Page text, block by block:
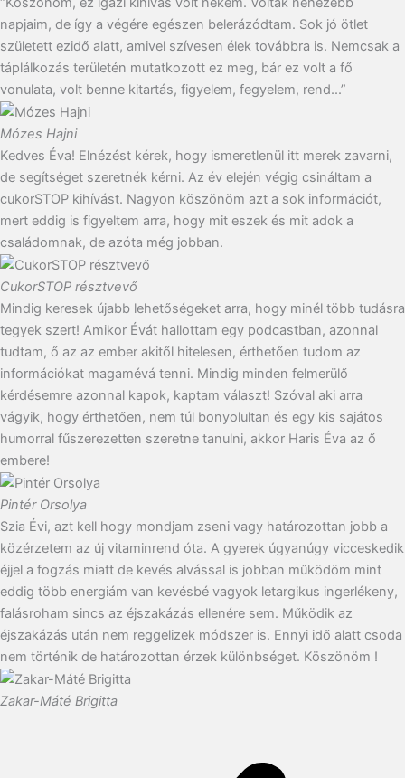
napjaim, de így a végére egészen belerázódtam. Sok jó ötlet
született ezidő alatt, amivel szívesen élek továbbra is. Nemcsak a
táplálkozás területén mutatkozott ez meg, bár ez volt a fő
vonulata, volt benne kitartás, figyelem, fegyelem, rend...”
Mózes Hajni
Kedves Éva! Elnézést kérek, hogy ismeretlenül itt merek zavarni,
de segítséget szeretnék kérni. Az év elején végig csináltam a
cukorSTOP kihívást. Nagyon köszönöm azt a sok információt,
mert eddig is figyeltem arra, hogy mit eszek és mit adok a
családomnak, de azóta még jobban.
CukorSTOP résztvevő
Mindig keresek újabb lehetőségeket arra, hogy minél több tudásra
tegyek szert! Amikor Évát hallottam egy podcastban, azonnal
tudtam, ő az az ember akitől hitelesen, érthetően tudom az
információkat magamévá tenni. Mindig minden felmerülő
kérdésemre azonnal kapok, kaptam választ! Szóval aki arra
vágyik, hogy érthetően, nem túl bonyolultan és egy kis sajátos
humorral fűszerezetten szeretne tanulni, akkor Haris Éva az ő
embere!
Pintér Orsolya
Szia Évi, azt kell hogy mondjam zseni vagy határozottan jobb a
közérzetem az új vitaminrend óta. A gyerek úgyanúgy vicceskedik
éjjel a fogzás miatt de kevés alvással is jobban működöm mint
eddig több energiám van kevésbé vagyok letargikus ingerlékeny,
falásroham sincs az éjszakázás ellenére sem. Működik az
éjszakázás után nem reggelizek módszer is. Ennyi idő alatt csoda
nem történik de határozottan érzek különbséget. Köszönöm !
Zakar-Máté Brigitta